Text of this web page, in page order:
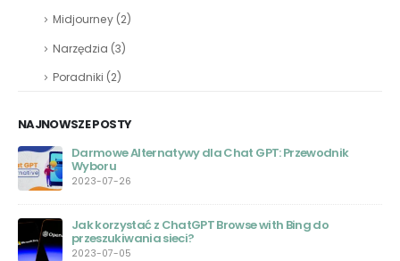
Midjourney (2)
Narzędzia (3)
Poradniki (2)
NAJNOWSZE POSTY
Darmowe Alternatywy dla Chat GPT: Przewodnik
Wyboru
2023-07-26
Jak korzystać z ChatGPT Browse with Bing do
przeszukiwania sieci?
2023-07-05